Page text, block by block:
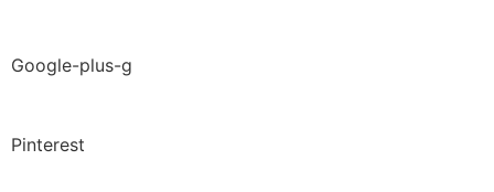
Google-plus-g
Pinterest